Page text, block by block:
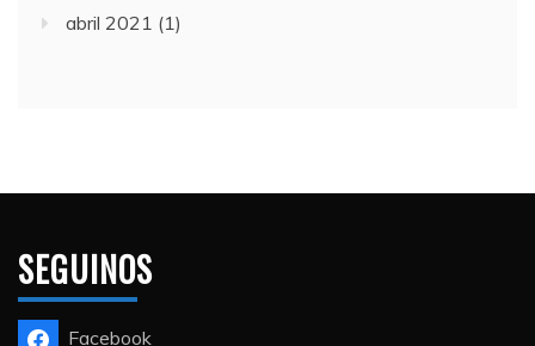
abril 2021 (1)
SEGUINOS
Facebook